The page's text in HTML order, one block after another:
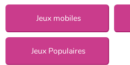
Jeux mobiles
Jeux Populaires